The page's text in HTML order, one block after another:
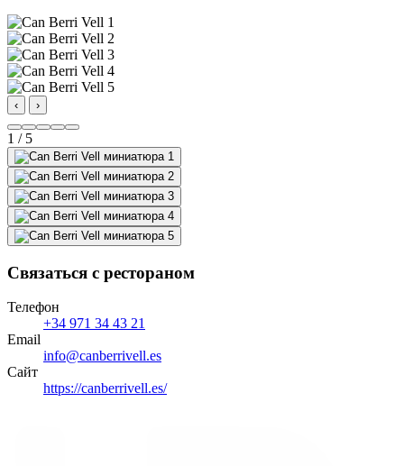
‹ ›
1 / 5
Связаться с рестораном
Телефон
+34 971 34 43 21
Email
info@canberrivell.es
Сайт
https://canberrivell.es/